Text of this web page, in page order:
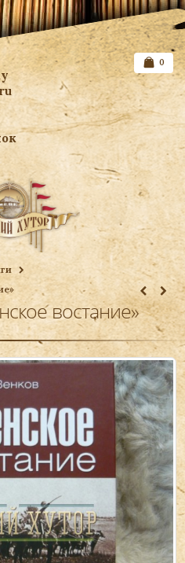
Список желаемого
Ваша корзина
0
востание»